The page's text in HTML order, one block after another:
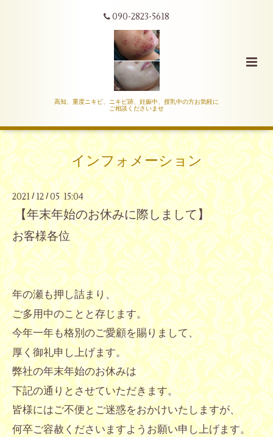
090-2823-5618
高知、重度ニキビ、ニキビ跡、妊娠中、授乳中の方お気軽に
ご相談くださいませ
インフォメーション
2021 / 12 /05 15:04
【年末年始のお休みに際しまして】
お客様各位
年の瀬も押し詰まり、
ご多用中のことと存じます。
今年一年も格別のご愛顧を賜りまして、
厚く御礼申し上げます。
弊社の年末年始のお休みは
下記の通りとさせていただきます。
皆様にはご不便とご迷惑をおかけいたしますが、
何卒ご容赦くださいますようお願い申し上げます。